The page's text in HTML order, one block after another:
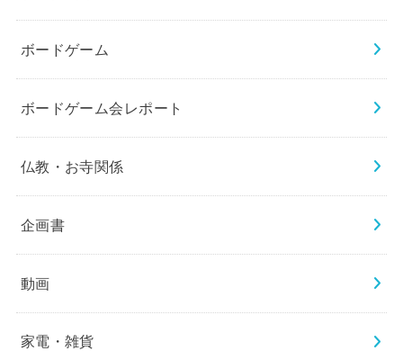
ボードゲーム
ボードゲーム会レポート
仏教・お寺関係
企画書
動画
家電・雑貨